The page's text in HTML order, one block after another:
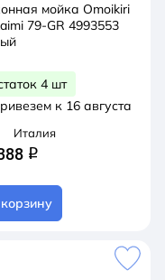
мойка Omoikiri
79-GR 4993553
4 шт
к 16 августа
Италия
q